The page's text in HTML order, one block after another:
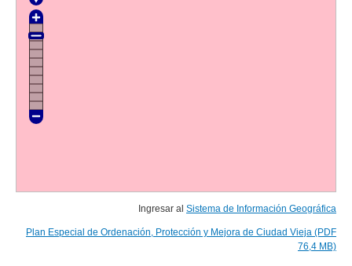
Ingresar al Sistema de Información Geográfica
Plan Especial de Ordenación, Protección y Mejora de Ciudad Vieja (PDF
76,4 MB)